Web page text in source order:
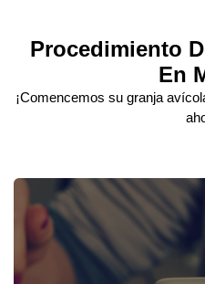
Procedimiento
En
¡Comencemos su granja